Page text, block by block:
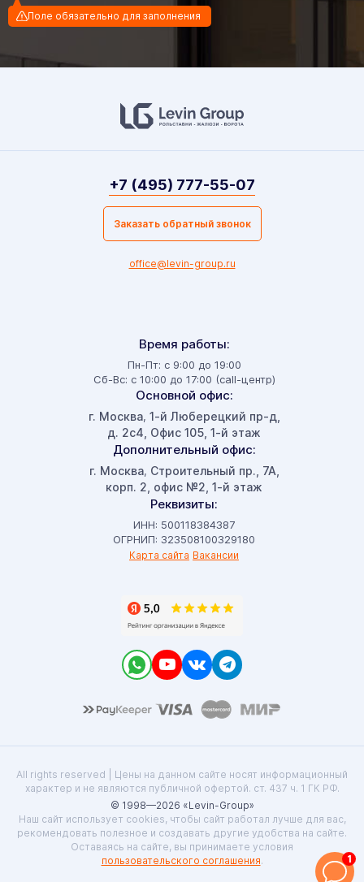
Поле обязательно для заполнения
Время работы:
Пн-Пт: с 9:00 до 19:00
Сб-Вс: с 10:00 до 17:00 (call-центр)
Основной офис:
г. Москва, 1-й Люберецкий пр-д,
д. 2с4, Офис 105, 1-й этаж
Дополнительный офис:
г. Москва, Строительный пр., 7А,
корп. 2, офис №2, 1-й этаж
Реквизиты:
ИНН: 500118384387
ОГРНИП: 323508100329180
Карта сайта Вакансии
+7 (495) 777-55-07
Заказать обратный звонок
office@levin-group.ru
All rights reserved | Цены на данном сайте носят информационный
характер и не являются публичной офертой. ст. 437 ч. 1 ГК РФ.
© 1998—2026 «Levin-Group»
Наш сайт использует cookies, чтобы сайт работал лучше для вас,
рекомендовать полезное и создавать другие удобства на сайте.
Оставаясь на сайте, вы принимаете условия
пользовательского соглашения. 1